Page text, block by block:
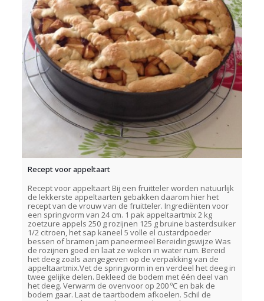
Recept voor appeltaart
Recept voor appeltaart Bij een fruitteler worden natuurlijk
de lekkerste appeltaarten gebakken daarom hier het
recept van de vrouw van de fruitteler. Ingrediënten voor
een springvorm van 24 cm. 1 pak appeltaartmix 2 kg
zoetzure appels 250 g rozijnen 125 g bruine basterdsuiker
1/2 citroen, het sap kaneel 5 volle el custardpoeder
bessen of bramen jam paneermeel Bereidingswijze Was
de rozijnen goed en laat ze weken in water rum. Bereid
het deeg zoals aangegeven op de verpakking van de
appeltaartmix.Vet de springvorm in en verdeel het deeg in
twee gelijke delen. Bekleed de bodem met één deel van
het deeg. Verwarm de ovenvoor op 200 ºC en bak de
bodem gaar. Laat de taartbodem afkoelen. Schil de